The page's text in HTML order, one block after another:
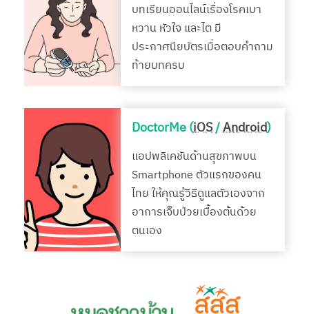
บทเรียนออนไลน์เรื่องโรคเบา
หวาน หัวใจ และไต มี
ประกาศนียบัตรเมื่อตอบคำถาม
ท้ายบทครบ
DoctorMe (iOS/Android)
แอปพลิเคชันด้านสุขภาพบน
Smartphone ตัวแรกของคน
ไทย ให้คุณรู้วิธีดูแลตัวเองจาก
อาการเจ็บป่วยเบื้องต้นด้วย
ตนเอง